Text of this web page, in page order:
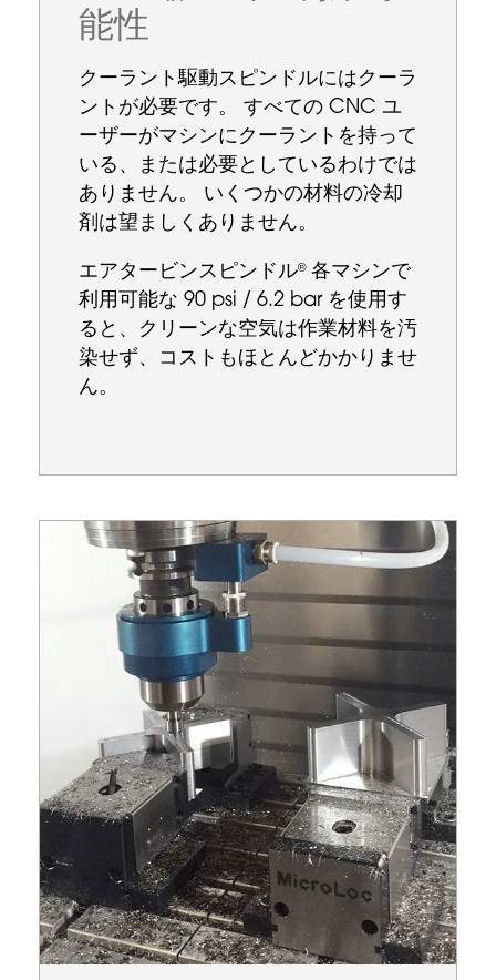
能性
クーラント駆動スピンドルにはクーラ
ントが必要です。 すべての CNC ユ
ーザーがマシンにクーラントを持って
いる、または必要としているわけでは
ありません。 いくつかの材料の冷却
剤は望ましくありません。
エアタービンスピンドル®各マシンで
利用可能な 90 psi / 6.2 bar を使用す
ると、クリーンな空気は作業材料を汚
染せず、コストもほとんどかかりませ
ん。